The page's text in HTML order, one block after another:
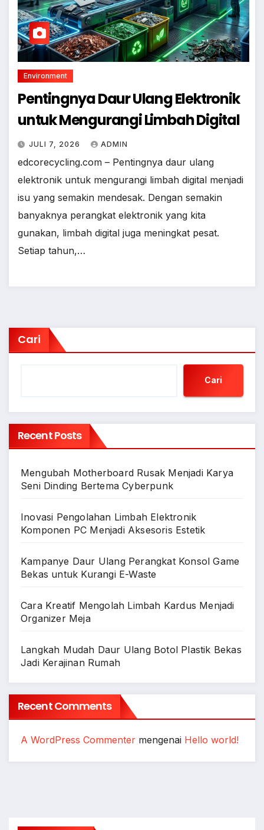
Environment
Pentingnya Daur Ulang Elektronik
untuk Mengurangi Limbah Digital
JULI 7, 2026 ADMIN
edcorecycling.com – Pentingnya daur ulang
elektronik untuk mengurangi limbah digital menjadi
isu yang semakin mendesak. Dengan semakin
banyaknya perangkat elektronik yang kita
gunakan, limbah digital juga meningkat pesat.
Setiap tahun,…
Cari
Cari
Recent Posts
Mengubah Motherboard Rusak Menjadi Karya
Seni Dinding Bertema Cyberpunk
Inovasi Pengolahan Limbah Elektronik
Komponen PC Menjadi Aksesoris Estetik
Kampanye Daur Ulang Perangkat Konsol Game
Bekas untuk Kurangi E-Waste
Cara Kreatif Mengolah Limbah Kardus Menjadi
Organizer Meja
Langkah Mudah Daur Ulang Botol Plastik Bekas
Jadi Kerajinan Rumah
Recent Comments
A WordPress Commenter mengenai Hello world!